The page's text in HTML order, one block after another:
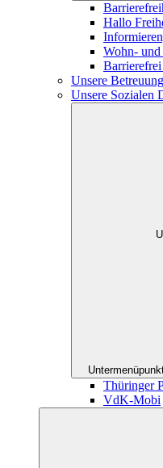
Hallo
Wohn-
Barrierefrei
Unsere
Unsere Sozialen
Thüringer
VdK-Mobi